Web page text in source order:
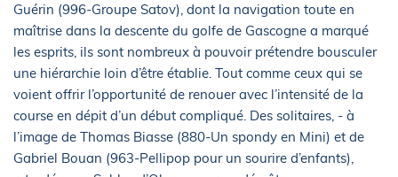
Guérin (996-Groupe Satov), dont la navigation toute en
maîtrise dans la descente du golfe de Gascogne a marqué
les esprits, ils sont nombreux à pouvoir prétendre bousculer
une hiérarchie loin d’être établie. Tout comme ceux qui se
voient offrir l’opportunité de renouer avec l’intensité de la
course en dépit d’un début compliqué. Des solitaires, - à
l’image de Thomas Biasse (880-Un spondy en Mini) et de
Gabriel Bouan (963-Pellipop pour un sourire d’enfants),